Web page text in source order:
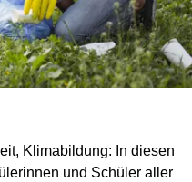
Klimabildung: In diesen
und Schüler aller